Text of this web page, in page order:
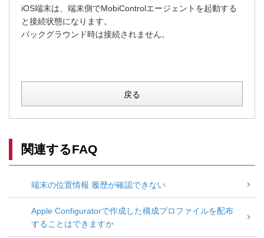
iOS端末は、端末側でMobiControlエージェントを起動する
と接続状態になります。
バックグラウンド時は接続されません。
戻る
関連するFAQ
端末の位置情報 履歴が確認できない
Apple Configuratorで作成した構成プロファイルを配布
することはできますか